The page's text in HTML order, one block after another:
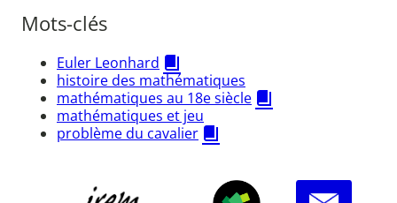
Mots-clés
Euler Leonhard
histoire des mathématiques
mathématiques au 18e siècle
mathématiques et jeu
problème du cavalier